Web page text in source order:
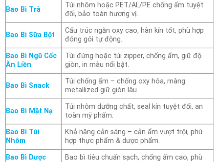
Bao Bì Trà
Túi nhôm hoặc PET/AL/PE chống ẩm tuyệt
đối, bảo toàn hương vị.
Bao Bì Sữa Bột
Cấu trúc ngăn oxy cao, hàn kín tốt, phù hợp
đóng gói tự động.
Bao Bì Ngũ Cốc
Ăn Liền
Túi đứng hoặc túi zipper, chống ẩm, giữ độ
giòn, in màu nổi bật.
Bao Bì Snack
Túi chống ẩm – chống oxy hóa, màng
metallized giữ giòn lâu.
Bao Bì Mặt Nạ
Túi nhôm dưỡng chất, seal kín tuyệt đối, an
toàn mỹ phẩm.
Bao Bì Túi
Nhôm
Khả năng cản sáng – cản ẩm vượt trội, phù
hợp thực phẩm & dược phẩm.
Bao Bì Dược
Bao bì tiêu chuẩn sạch, chống ẩm cao, phù